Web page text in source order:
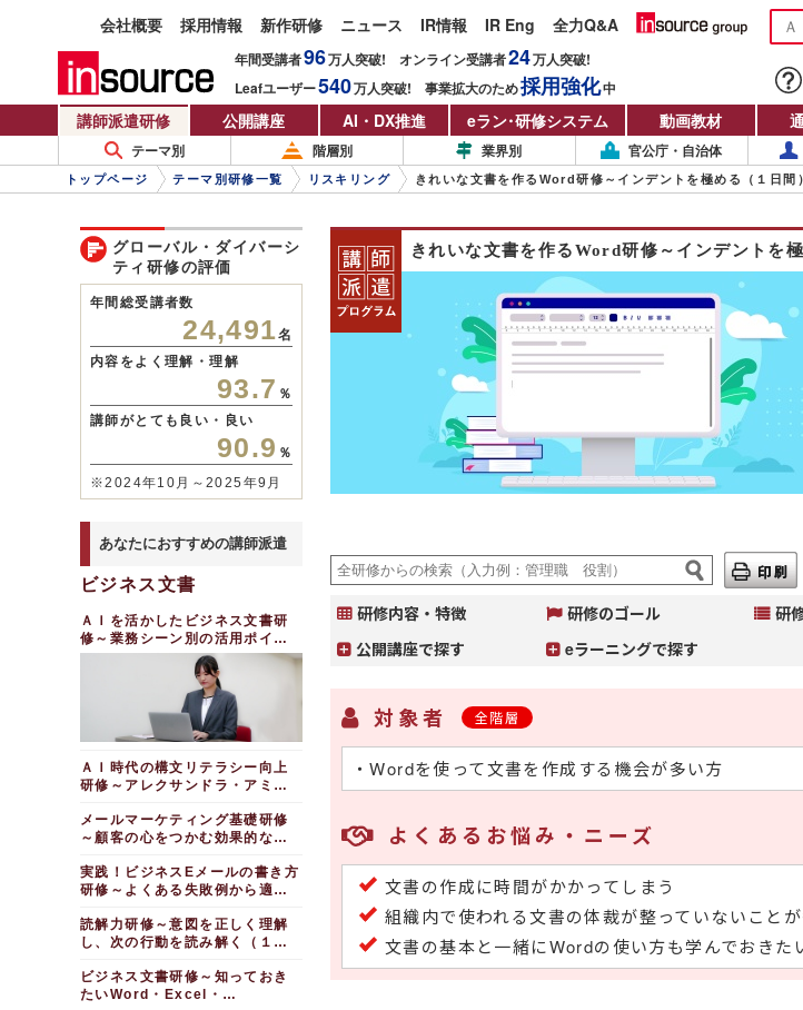
会社概要 採用情報 新作研修 ニュース IR情報 IR Eng 全力Q&A
年間受講者96万人突破! オンライン受講者24万人突破!
Leafユーザー540万人突破! 事業拡大のため採用強化中
講師派遣研修
公開講座 AI・DX推進 eラン・研修システム 動画教材
テーマ別 階層別 業界別 官公庁・自治体
トップページ テーマ別研修一覧 リスキリング きれいな文書を作るWord研修～インデントを極める（１日間
きれいな文書を作るWord研修～インデントを極
研修内容・特徴
研修のゴール 研
公開講座で探す
eラーニングで探す
対象者 全階層
・Wordを使って文書を作成する機会が多い方
よくあるお悩み・ニーズ
文書の作成に時間がかかってしまう
組織内で使われる文書の体裁が整っていないこと
文書の基本と一緒にWordの使い方も学んでおきた
グローバル・ダイバーシ
ティ研修の評価
年間総受講者数
24,491名
内容をよく理解・理解
93.7 ％
講師がとても良い・良い
90.9 ％
※2024年10月～2025年9月
あなたにおすすめの講師派遣
ビジネス文書
ＡＩを活かしたビジネス文書研
修～業務シーン別の活用ポイン
ト（１日間）
ＡＩ時代の構文リテラシー向上
研修～アレクサンドラ・アミラ
メールマーケティング基礎研修
～顧客の心をつかむ効果的なメ
実践！ビジネスEメールの書き方
研修～よくある失敗例から適切
読解力研修～意図を正しく理解
し、次の行動を読み解く（１日
ビジネス文書研修～知っておき
たいWord・Excel・